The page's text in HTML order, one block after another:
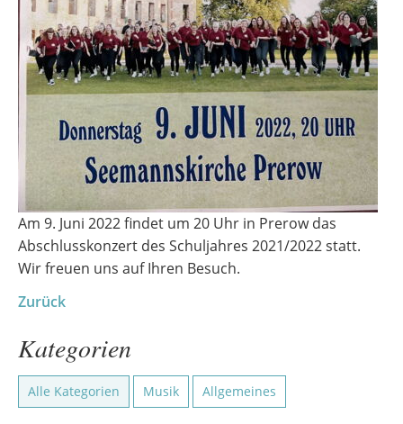
Am 9. Juni 2022 findet um 20 Uhr in Prerow das
Abschlusskonzert des Schuljahres 2021/2022 statt.
Wir freuen uns auf Ihren Besuch.
Zurück
Kategorien
Alle Kategorien Musik Allgemeines